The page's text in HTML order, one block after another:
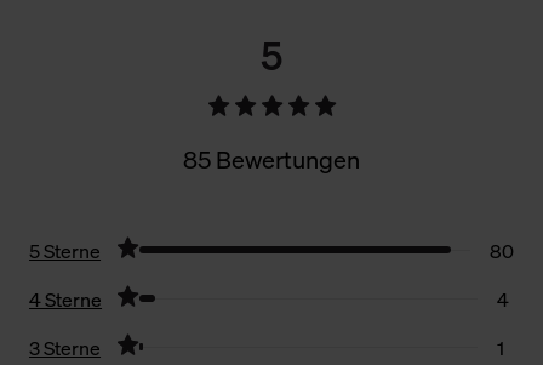
5
85 Bewertungen
5 Sterne
80
4 Sterne
4
3 Sterne
1